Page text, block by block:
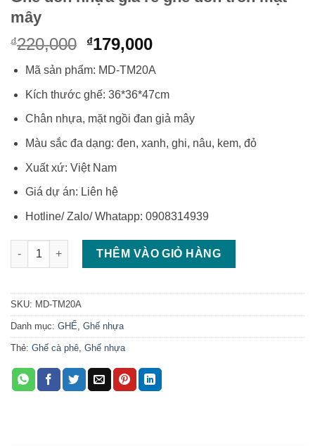
mây
₫220,000 Giá
là:
₫220,000.
₫179,000Giá
tại
là:
₫179,000.
Mã sản phẩm: MD-TM20A
Kích thước ghế: 36*36*47cm
Chân nhựa, mặt ngồi đan giả mây
Màu sắc đa dạng: đen, xanh, ghi, nâu, kem, đỏ
Xuất xứ: Việt Nam
Giá dự án: Liên hệ
Hotline/ Zalo/ Whatapp: 0908314939
Ghế đôn nhựa giá rẻ ghế đôn tròn mặt mây số lượng
THÊM VÀO GIỎ HÀNG
SKU: MD-TM20A
Danh mục: GHẾ, Ghế nhựa
Thẻ: Ghế cà phê, Ghế nhựa